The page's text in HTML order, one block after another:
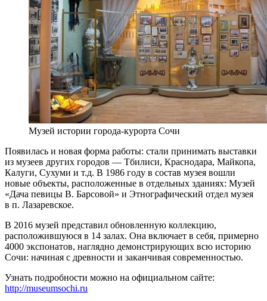
Музей истории города-курорта Сочи
Появилась и новая форма работы: стали принимать выставки
из музеев других городов — Тбилиси, Краснодара, Майкопа,
Калуги, Сухуми и т.д. В 1986 году в состав музея вошли
новые объекты, расположенные в отдельных зданиях: Музей
«Дача певицы В. Барсовой» и Этнографический отдел музея
в п. Лазаревское.
В 2016 музей представил обновленную коллекцию,
расположившуюся в 14 залах. Она включает в себя, примерно
4000 экспонатов, наглядно демонстрирующих всю историю
Сочи: начиная с древности и заканчивая современностью.
Узнать подробности можно на официальном сайте:
http://museumsochi.ru